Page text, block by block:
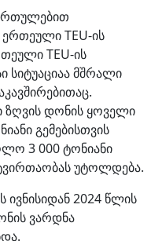
TEU-ის
TEU-ის
სიტუაციაა მშრალი
ზღვის დონის ყოველი
გემებისთვის
3 000 ტონიანი
უტოლდება.
ივნისიდან 2024 წლის
ვარდნა